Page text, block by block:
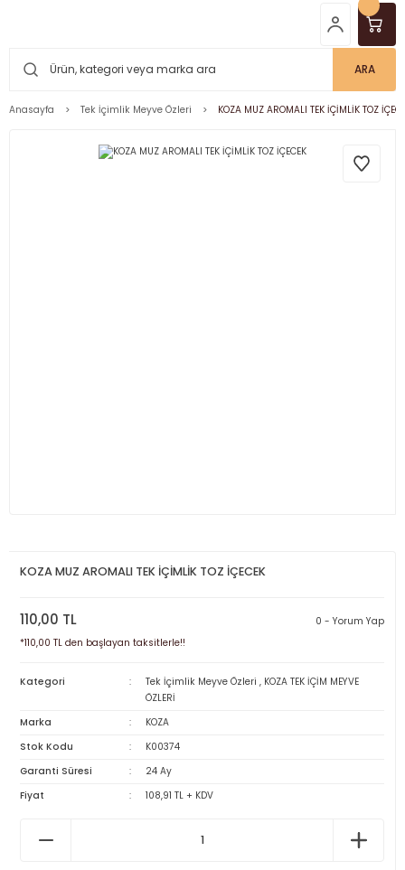
ARA
Anasayfa Tek İçimlik Meyve Özleri KOZA MUZ AROMALI TEK İÇİMLİK TOZ
KOZA MUZ AROMALI TEK İÇİMLİK TOZ İÇECEK
110,00 TL
0 - Yorum Yap
*110,00 TL den başlayan taksitlerle!!
Kategori Tek İçimlik Meyve Özleri , KOZA TEK İÇİM MEYVE
ÖZLERİ
Marka
KOZA
Stok Kodu
K00374
Garanti Süresi
24 Ay
Fiyat
108,91 TL + KDV